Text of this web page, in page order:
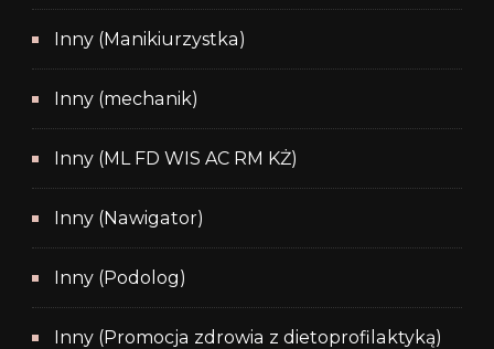
Inny (Manikiurzystka)
Inny (mechanik)
Inny (ML FD WIS AC RM KŻ)
Inny (Nawigator)
Inny (Podolog)
Inny (Promocja zdrowia z dietoprofilaktyką)